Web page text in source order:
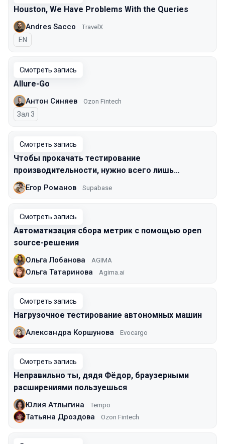
Houston, We Have Problems With the Queries
Andres Sacco TravelX
На английском языке
EN
Смотреть запись
Allure-Go
Антон Синяев Ozon Fintech
Зал 3
Смотреть запись
Чтобы прокачать тестирование
производительности, нужно всего лишь…
Егор Романов Supabase
Смотреть запись
Автоматизация сбора метрик с помощью open
source-решения
Ольга Лобанова AGIMA
Ольга Татаринова Agima.ai
Смотреть запись
Нагрузочное тестирование автономных машин
Александра Коршунова Evocargo
Смотреть запись
Неправильно ты, дядя Фёдор, браузерными
расширениями пользуешься
Юлия Атлыгина Tempo
Татьяна Дроздова Ozon Fintech